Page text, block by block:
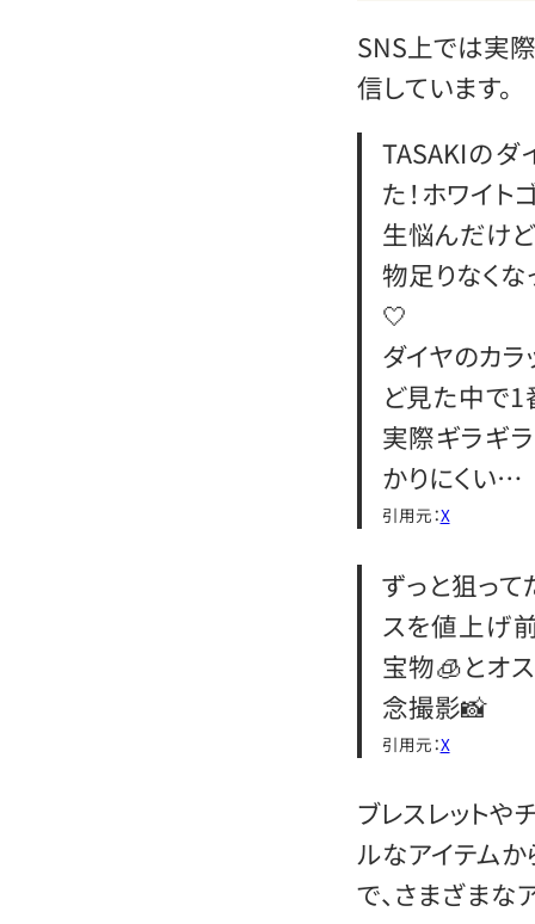
SNS上では実
信しています。
TASAKIの
た！ホワイ
生悩んだけ
物足りなく
🤍
ダイヤのカ
ど見た中で
実際ギラギ
かりにくい…
引用元：X
ずっと狙っ
スを値上げ
宝物🧊とオ
念撮影📸
引用元：X
ブレスレット
ルなアイテム
で、さまざまな